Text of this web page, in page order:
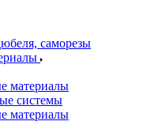
саморезы
материалы
системы
материалы